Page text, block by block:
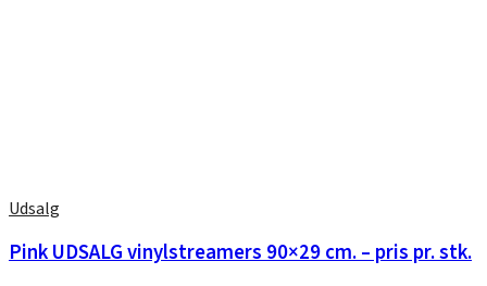
Udsalg
Pink UDSALG vinylstreamers 90×29 cm. – pris pr. stk.